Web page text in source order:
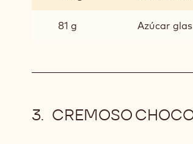
81 g Azúcar glas
CREMOSO